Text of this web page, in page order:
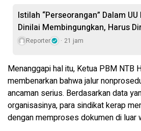
Istilah “Perseorangan” Dalam UU
Dinilai Membingungkan, Harus
Reporter 21 jam
Menanggapi hal itu, Ketua PBM NTB
membenarkan bahwa jalur
ancaman serius. Berdasarkan data
organisasinya, para sindikat kerap
dengan memproses dokumen di luar